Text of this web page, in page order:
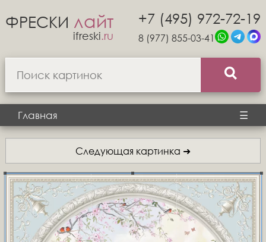
ФРЕСКИ лайт
ifreski.ru
+7 (495) 972-72-19
8 (977) 855-03-41
Главная ☰
Следующая картинка ➜